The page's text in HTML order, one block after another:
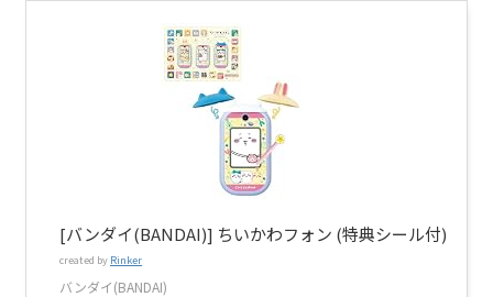
[バンダイ(BANDAI)] ちいかわフォン (特典シール付)
created by Rinker
バンダイ(BANDAI)